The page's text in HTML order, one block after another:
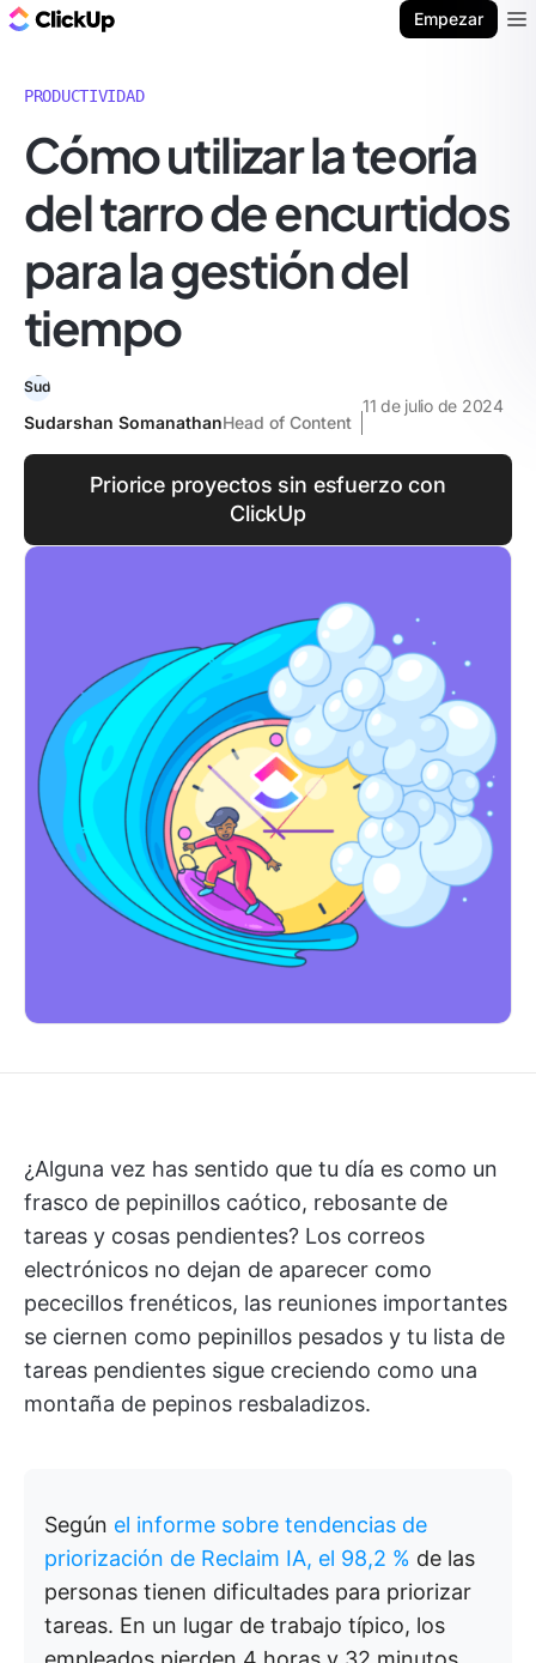
Empezar
PRODUCTIVIDAD
Cómo utilizar la teoría
del tarro de encurtidos
para la gestión del
tiempo
Sudarshan SomanathanHead of Content
11 de julio de 2024
Priorice proyectos sin esfuerzo con
ClickUp
¿Alguna vez has sentido que tu día es como un
frasco de pepinillos caótico, rebosante de
tareas y cosas pendientes? Los correos
electrónicos no dejan de aparecer como
pececillos frenéticos, las reuniones importantes
se ciernen como pepinillos pesados y tu lista de
tareas pendientes sigue creciendo como una
montaña de pepinos resbaladizos.
Según el informe sobre tendencias de
priorización de Reclaim IA, el 98,2 % de las
personas tienen dificultades para priorizar
tareas. En un lugar de trabajo típico, los